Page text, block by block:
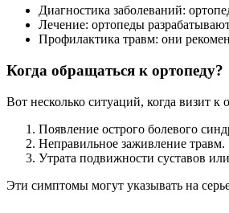
Диагностика заболеваний:
Лечение: ортопеды
Профилактика травм: они
Когда обращаться к ортопеду?
Вот несколько ситуаций, когда визит к
Появление острого болевого
Неправильное заживление травм.
Утрата подвижности суставов
Эти симптомы могут указывать на